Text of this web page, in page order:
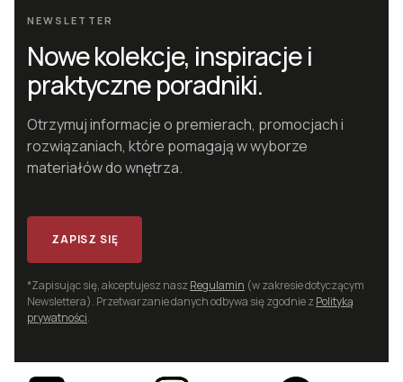
NEWSLETTER
Nowe kolekcje, inspiracje i
praktyczne poradniki.
Otrzymuj informacje o premierach, promocjach i
rozwiązaniach, które pomagają w wyborze
materiałów do wnętrza.
Adres e-mail
ZAPISZ SIĘ
*Zapisując się, akceptujesz naszRegulamin (w zakresie dotyczącym
Newslettera). Przetwarzanie danych odbywa się zgodnie zPolityką
prywatności.